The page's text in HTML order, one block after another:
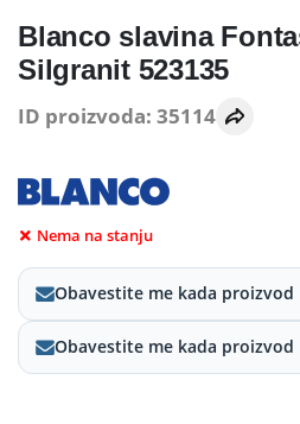
Blanco slavina
Silgranit 523135
ID proizvoda: 35114
Nema na stanju
Obavestite me kada proizvod
Obavestite me kada